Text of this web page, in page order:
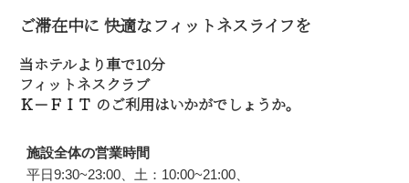
ご滞在中に 快適なフィットネスライフを
当ホテルより車で10分
フィットネスクラブ
Ｋ－ＦＩＴ のご利用はいかがでしょうか。
施設全体の営業時間
平日9:30~23:00、土：10:00~21:00、